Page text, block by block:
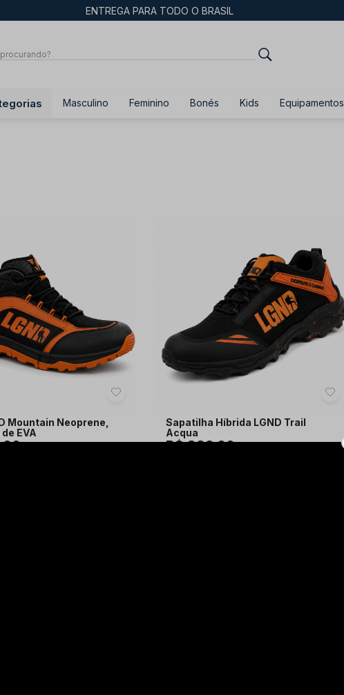
ENTREGA PARA TODO O BRASIL
Masculino Feminino Bonés Kids Equipamentos
Mountain Neoprene,
EVA
37,00
Sapatilha Híbrida LGND Trail
Acqua
R$ 399,00